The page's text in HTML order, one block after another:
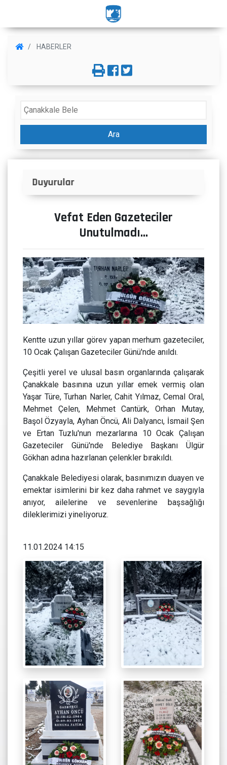
HABERLER
Ara
Vefat Eden Gazeteciler
Unutulmadı…
Kentte uzun yıllar görev yapan merhum gazeteciler,
10 Ocak Çalışan Gazeteciler Günü'nde anıldı.
Çeşitli yerel ve ulusal basın organlarında çalışarak
Çanakkale basınına uzun yıllar emek vermiş olan
Yaşar Türe, Turhan Narler, Cahit Yılmaz, Cemal Oral,
Mehmet Çelen, Mehmet Cantürk, Orhan Mutay,
Başol Özyayla, Ayhan Öncü, Ali Dalyancı, İsmail Şen
ve Ertan Tuzlu'nun mezarlarına 10 Ocak Çalışan
Gazeteciler Günü'nde Belediye Başkanı Ülgür
Gökhan adına hazırlanan çelenkler bırakıldı.
Çanakkale Belediyesi olarak, basınımızın duayen ve
emektar isimlerini bir kez daha rahmet ve saygıyla
anıyor, ailelerine ve sevenlerine başsağlığı
dileklerimizi yineliyoruz.
11.01.2024 14:15